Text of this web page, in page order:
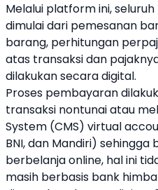
Melalui platform ini,
dimulai dari pemesanan
barang, perhitungan
atas transaksi dan
dilakukan secara digital.
Proses pembayaran
transaksi nontunai atau
System (CMS) virtual
BNI, dan Mandiri) sehingga
berbelanja online, hal ini
masih berbasis bank